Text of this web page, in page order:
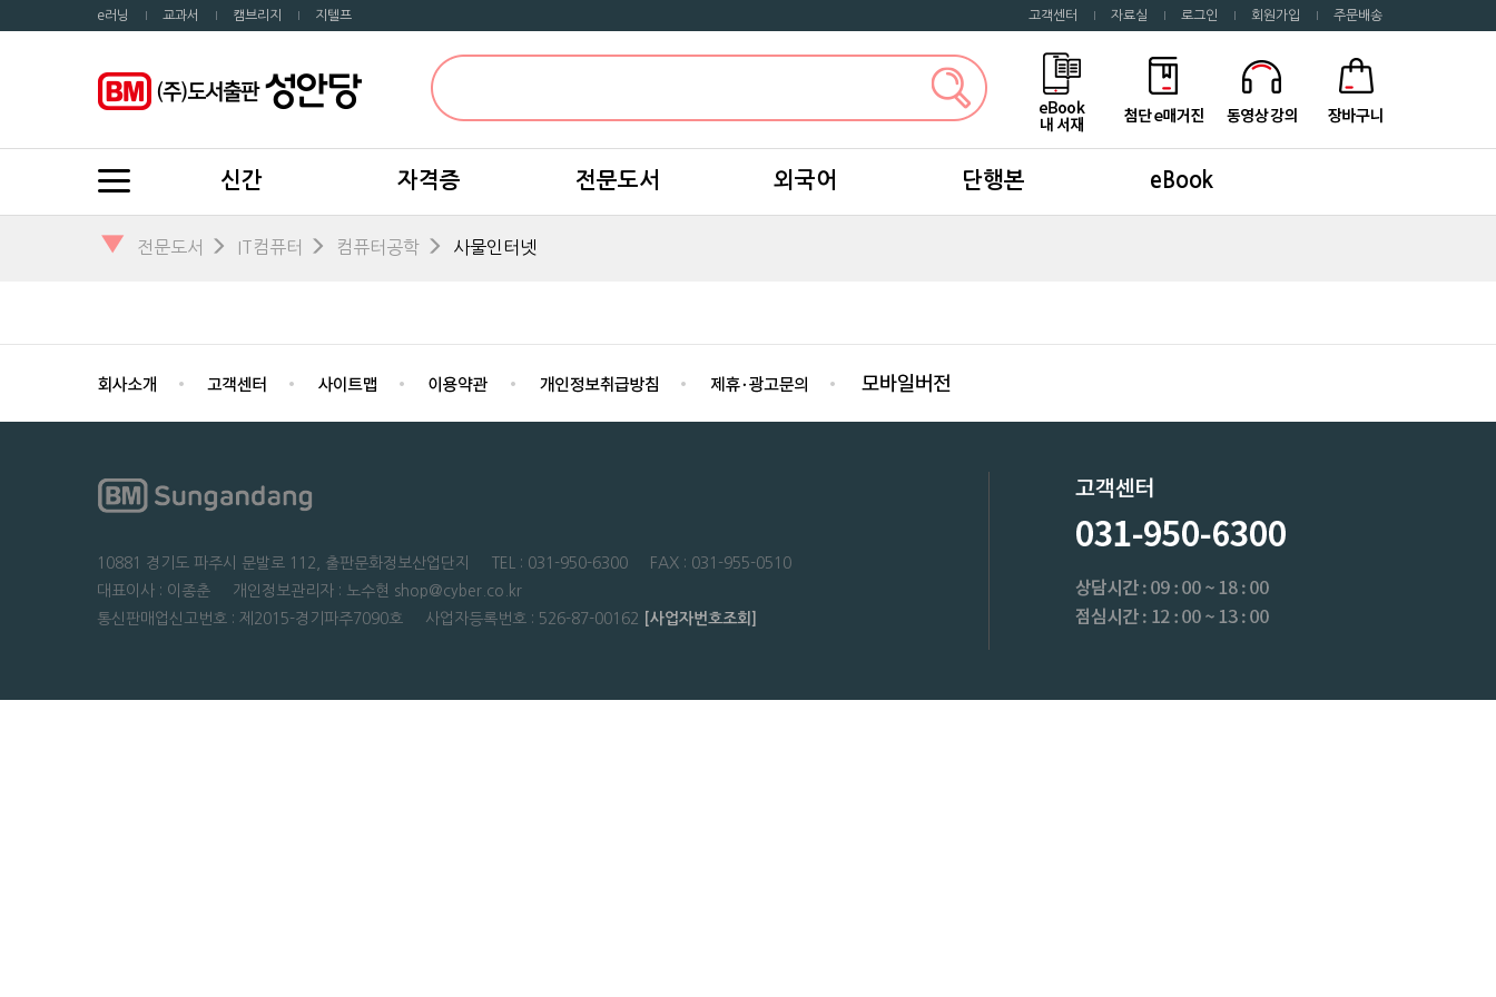
e러닝 교과서 캠브리지 지텔프 고객센터 자료실 로그인 회원가입 주문배송
신간 자격증 전문도서 외국어 단행본 eBook
▼ 전문도서 IT컴퓨터 컴퓨터공학 사물인터넷
10881 경기도 파주시 문발로 112, 출판문화정보산업단지 TEL : 031-950-6300 FAX : 031-955-0510
대표이사 : 이종춘 개인정보관리자 : 노수현 shop@cyber.co.kr
통신판매업신고번호 : 제2015-경기파주7090호 사업자등록번호 : 526-87-00162
[사업자번호조회]